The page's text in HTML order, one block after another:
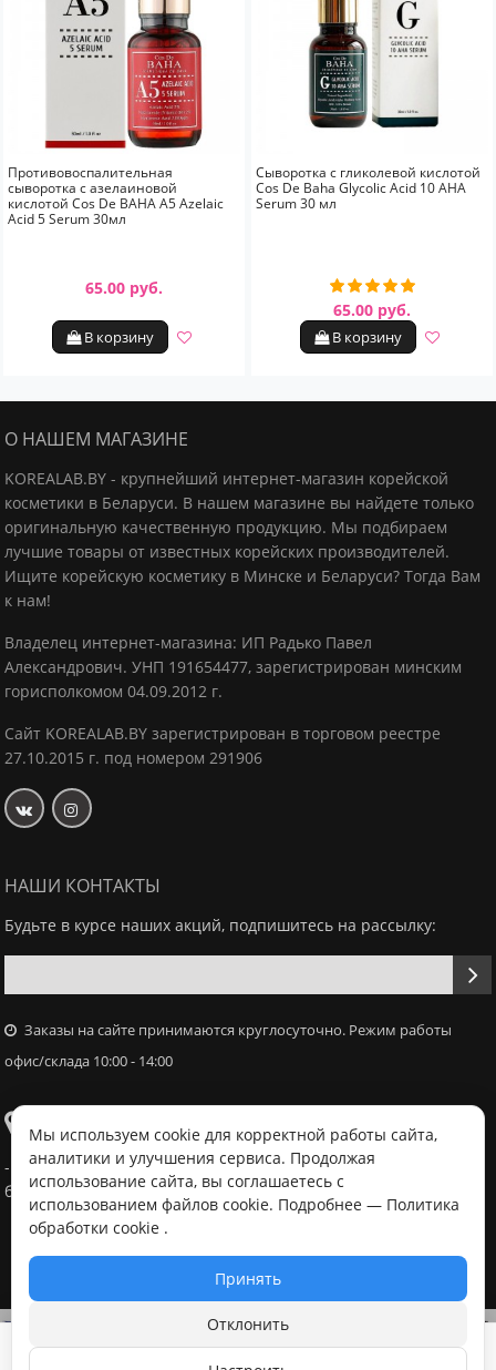
Противовоспалительная
сыворотка с азелаиновой
кислотой Cos De BAHA A5 Azelaic
Acid 5 Serum 30мл
65.00 руб.
В корзину
Сыворотка c гликолевой кислотой
Cos De Baha Glycolic Acid 10 AHA
Serum 30 мл
65.00 руб.
В корзину
О НАШЕМ МАГАЗИНЕ
KOREALAB.BY - крупнейший интернет-магазин корейской
косметики в Беларуси. В нашем магазине вы найдете только
оригинальную качественную продукцию. Мы подбираем
лучшие товары от известных корейских производителей.
Ищите корейскую косметику в Минске и Беларуси? Тогда Вам
к нам!
Владелец интернет-магазина: ИП Радько Павел
Александрович. УНП 191654477, зарегистрирован минским
горисполкомом 04.09.2012 г.
Сайт KOREALAB.BY зарегистрирован в торговом реестре
27.10.2015 г. под номером 291906
НАШИ КОНТАКТЫ
Будьте в курсе наших акций, подпишитесь на рассылку:
Заказы на сайте принимаются круглосуточно. Режим работы
офис/склада 10:00 - 14:00
Самовывоз
- Офис / склад, г. Минск, ул. Володько 18, с 10:00 - 14:00 в
будний день после согласования с менеджером
Мы используем cookie для корректной работы сайта,
аналитики и улучшения сервиса. Продолжая
использование сайта, вы соглашаетесь с
использованием файлов cookie. Подробнее — Политика
обработки cookie .
Принять
Отклонить